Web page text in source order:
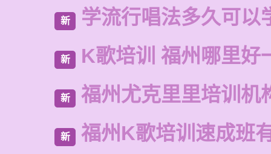
新 学流行唱法多久可以
新 K歌培训 福州哪里好
新 福州尤克里里培训机
新 福州K歌培训速成班